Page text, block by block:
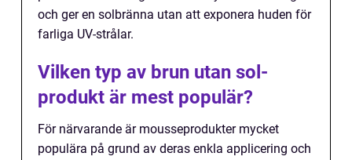
och ger en solbränna utan att exponera huden för
farliga UV-strålar.
Vilken typ av brun utan sol-
produkt är mest populär?
För närvarande är mousseprodukter mycket
populära på grund av deras enkla applicering och